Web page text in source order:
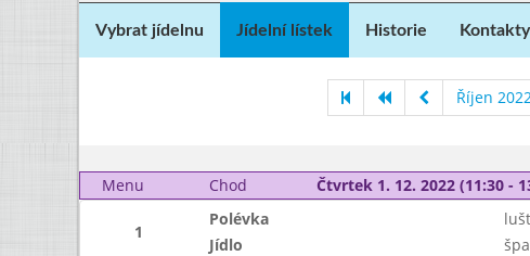
Vybrat jídelnu Jídelní lístek Historie
Říjen
Menu
Chod Čtvrtek 1. 12. 2022 (11:30 -
1
Polévka
Jídlo